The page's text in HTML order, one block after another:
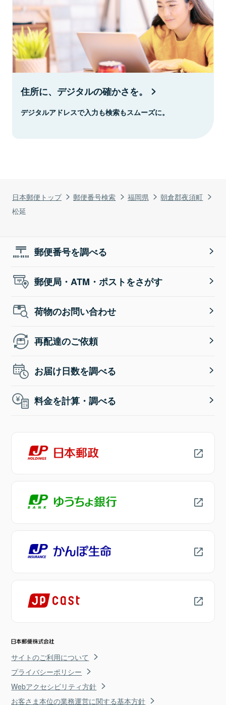
日本郵便トップ 郵便番号検索 福岡県
朝倉郡夜須町
松延
住所に、デジタルの確かさを。
デジタルアドレスで入力も検索もスムーズに。
郵便番号を調べる
郵便局・ATM・ポストをさがす
荷物のお問い合わせ
再配達のご依頼
お届け日数を調べる
料金を計算・調べる
サイトのご利用について
プライバシーポリシー
Webアクセシビリティ方針
お客さま本位の業務運営に関する基本方針